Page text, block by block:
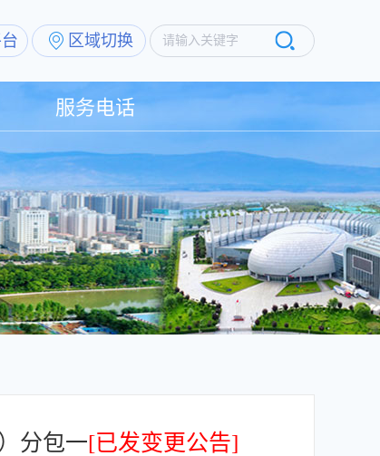
区域切换 请输入关键字
服务电话
分包一[已发变更公告]